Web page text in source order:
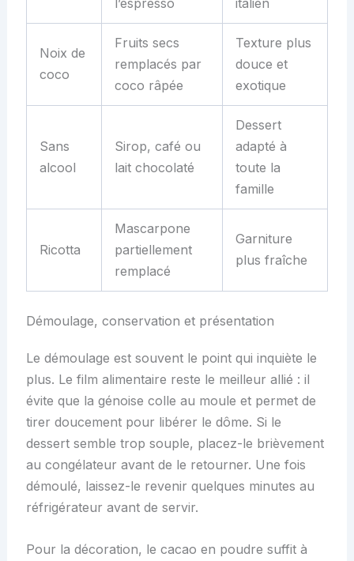
l’espresso
italien
Noix de
coco
Fruits secs
remplacés par
coco râpée
Texture plus
douce et
exotique
Sans
alcool
Sirop, café ou
lait chocolaté
Dessert
adapté à
toute la
famille
Ricotta
Mascarpone
partiellement
remplacé
Garniture
plus fraîche
Démoulage, conservation et présentation
Le démoulage est souvent le point qui inquiète le
plus. Le film alimentaire reste le meilleur allié : il
évite que la génoise colle au moule et permet de
tirer doucement pour libérer le dôme. Si le
dessert semble trop souple, placez-le brièvement
au congélateur avant de le retourner. Une fois
démoulé, laissez-le revenir quelques minutes au
réfrigérateur avant de servir.
Pour la décoration, le cacao en poudre suffit à